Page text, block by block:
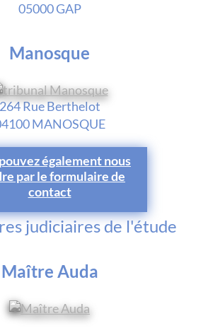
05000 GAP
Manosque
264 Rue Berthelot
MANOSQUE
également nous
par le formulaire de
contact
judiciaires de l'étude
Maître Auda